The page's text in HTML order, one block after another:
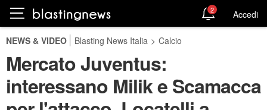
2 Accedi
NEWS & VIDEO Blasting News Italia > Calcio
Mercato Juventus:
interessano Milik e Scamacca